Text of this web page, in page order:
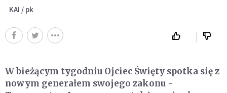
KAI / pk
W bieżącym tygodniu Ojciec Święty spotka się z
nowym generałem swojego zakonu -